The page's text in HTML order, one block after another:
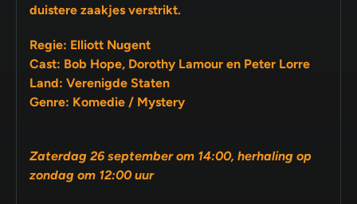
duistere zaakjes verstrikt.
Regie: Elliott Nugent
Cast: Bob Hope, Dorothy Lamour en Peter Lorre
Land: Verenigde Staten
Genre: Komedie / Mystery
Zaterdag 26 september om 14:00, herhaling op
zondag om 12:00 uur